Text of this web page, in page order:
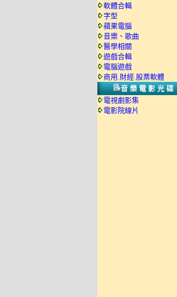
軟體合輯
字型
蘋果電腦
音樂、歌曲
醫學相關
遊戲合輯
電腦遊戲
商用.財經.股票軟體
音樂電影光碟
電視劇影集
電影院線片